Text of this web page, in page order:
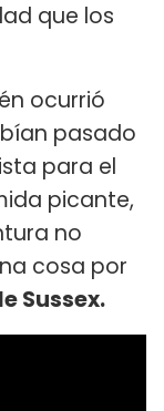
que los
ocurrió
pasado
para el
picante,
no
cosa por
Sussex.